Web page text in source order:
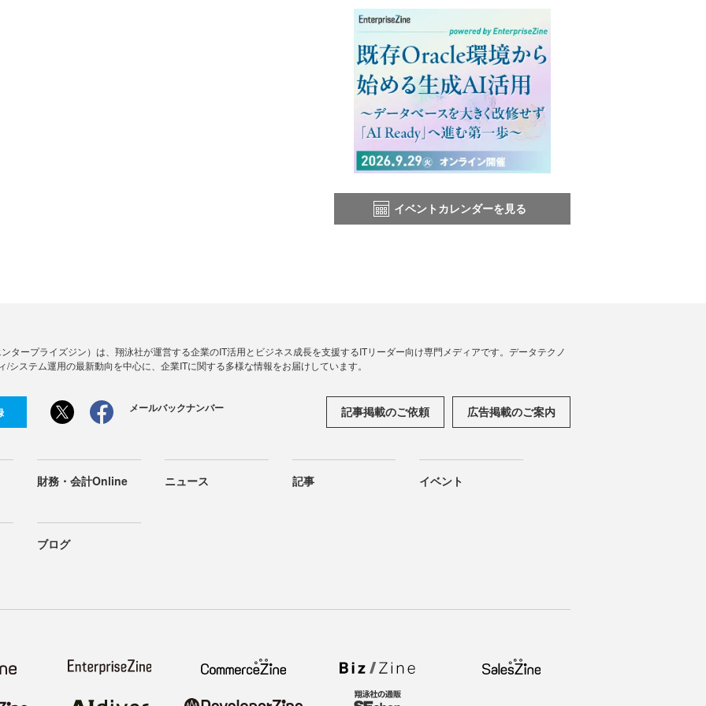
イベントカレンダーを見る
ンタープライズジン）は、翔泳社が運営する企業のIT活用とビジネス成長を支援するITリーダー向け専門メディアです。データテクノ
/システム運用の最新動向を中心に、企業ITに関する多様な情報をお届けしています。
メールバックナンバー 記事掲載のご依頼 広告掲載のご案内
財務・会計Online ニュース 記事 イベント
ブログ